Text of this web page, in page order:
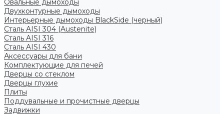
Овальные дымоходы
Двухконтурные дымоходы
Интерьерные дымоходы BlackSide (черный)
Сталь AISI 304 (Austenite)
Сталь AISI 316
Сталь AISI 430
Аксессуары для бани
Комплектующие для печей
Дверцы со стеклом
Дверцы глухие
Плиты
Поддувальные и прочистные дверцы
Задвижки